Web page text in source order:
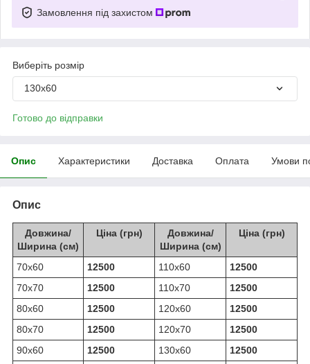
Замовлення під захистом
Виберіть розмір
130х60
Готово до відправки
Опис Характеристики Доставка Оплата Умови
Опис
Довжина/
Ширина (см)
Ціна (грн)
Довжина/
Ширина (см)
Ціна (грн)
70х60 12500 110х60
12500
70х70
12500 110х70
12500
80х60
12500 120х60
12500
80х70
12500 120х70
12500
90х60
12500 130х60
12500